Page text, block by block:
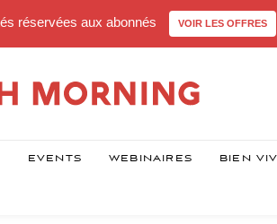
réservées aux abonnés VOIR LES OFFRES
EVENTS WEBINAIRES BIEN